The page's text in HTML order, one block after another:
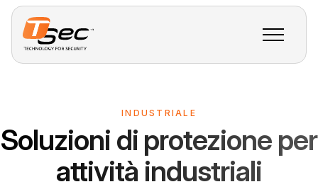
INDUSTRIALE
Soluzioni di protezione per
attività industriali